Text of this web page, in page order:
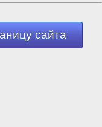
сайта